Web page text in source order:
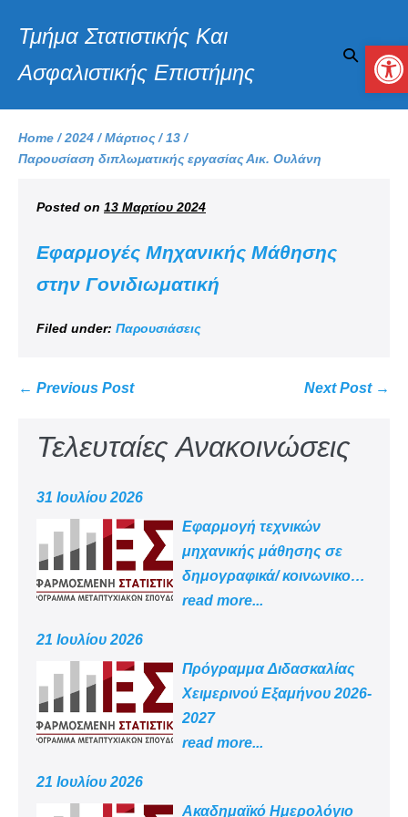
Τμήμα Στατιστικής Και
Ασφαλιστικής Επιστήμης
Home /2024 /Μάρτιος /13 /
Παρουσίαση διπλωματικής εργασίας Αικ. Ουλάνη
Posted on 13 Μαρτίου 2024
Εφαρμογές Μηχανικής Μάθησης
στην Γονιδιωματική
Filed under: Παρουσιάσεις
← Previous Post Next Post →
Τελευταίες Ανακοινώσεις
31 Ιουλίου 2026
Εφαρμογή τεχνικών
μηχανικής μάθησης σε
δημογραφικά/ κοινωνικο
-οικονομικά δεδομένα
read more...
21 Ιουλίου 2026
Πρόγραμμα Διδασκαλίας
Χειμερινού Εξαμήνου 2026-
2027
read more...
21 Ιουλίου 2026
Aκαδημαϊκό Ημερολόγιο